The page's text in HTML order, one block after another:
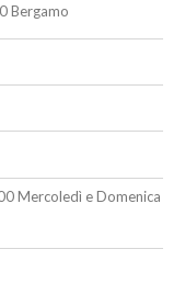
Bergamo
Mercoledì e Domenica